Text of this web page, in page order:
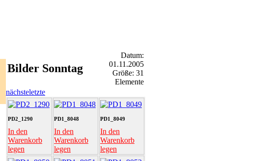
Bilder Sonntag
Datum:
01.11.2005
Größe: 31
Elemente
nächsteletzte
PD2_1290
In den
Warenkorb
legen
PD1_8048
In den
Warenkorb
legen
PD1_8049
In den
Warenkorb
legen